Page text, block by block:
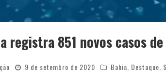
registra 851 novos casos
9 de setembro de 2020 Bahia Destaque